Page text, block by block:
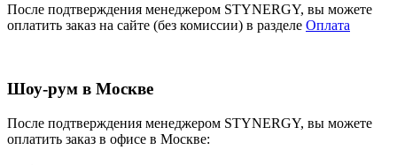
После подтверждения менеджером STYNERGY, вы можете
оплатить заказ на сайте (без комиссии) в разделе Оплата
Шоу-рум в Москве
После подтверждения менеджером STYNERGY, вы можете
оплатить заказ в офисе в Москве: